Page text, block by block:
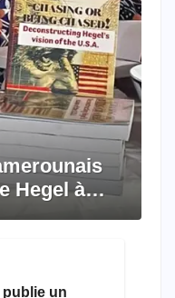
Hegel à
publie un